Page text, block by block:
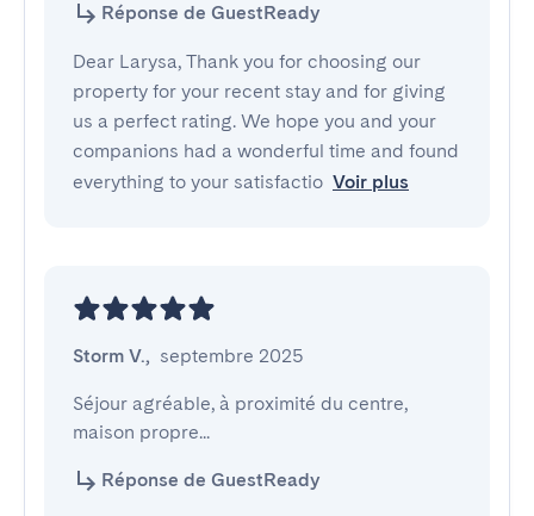
Réponse de GuestReady
Dear Larysa, Thank you for choosing our
property for your recent stay and for giving
us a perfect rating. We hope you and your
companions had a wonderful time and found
everything to your satisfactio Voir plus
Storm V., septembre 2025
Séjour agréable, à proximité du centre,
maison propre...
Réponse de GuestReady